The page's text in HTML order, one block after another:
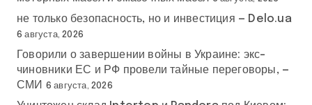
не только безопасность, но и инвестиция — Delo.ua
6 августа, 2026
Говорили о завершении войны в Украине: экс-
чиновники ЕС и РФ провели тайные переговоры, —
СМИ
6 августа, 2026